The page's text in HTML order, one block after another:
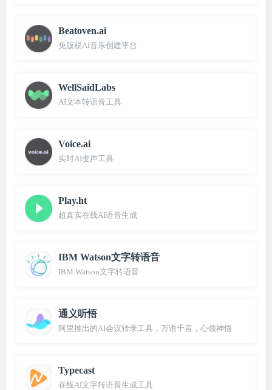
Beatoven.ai
免版税AI音乐创建平台
WellSaidLabs
AI文本转语音工具
Voice.ai
实时AI变声工具
Play.ht
超真实在线AI语音生成
IBM Watson文字转语音
IBM Watson文字转语音
通义听悟
阿里推出的AI会议转录工具，万语千言，心领神悟
Typecast
在线AI文字转语音生成工具